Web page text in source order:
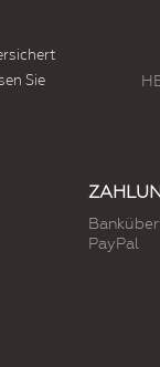
Sie
PayPal